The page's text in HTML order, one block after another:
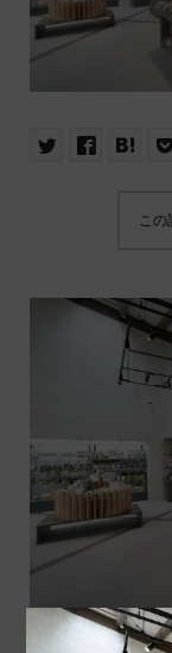
この